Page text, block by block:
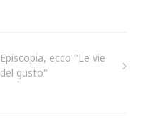
Episcopia, ecco "Le vie
del gusto"